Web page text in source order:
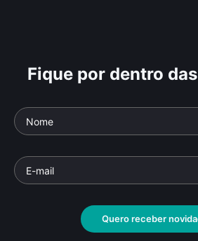
Fique por dentro
Quero receber